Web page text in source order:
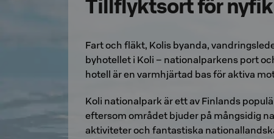
Tillflyktsort för
Fart och fläkt, Kolis byanda,
byhotellet i Koli – nationalparkens port
hotell är en varmhjärtad bas för aktiva
Koli nationalpark är ett av Finlands
eftersom området bjuder på mångsidig
aktiviteter och fantastiska